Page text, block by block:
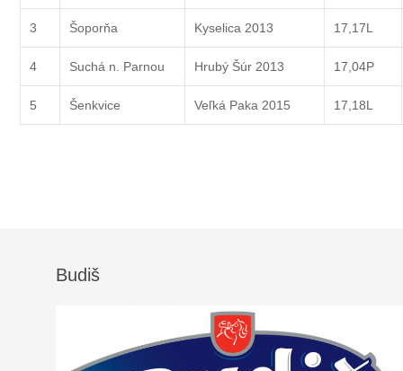
3 Šoporňa Kyselica 2013 17,17L
4 Suchá n. Parnou Hrubý Šúr 2013 17,04P
5 Šenkvice Veľká Paka 2015 17,18L
Budiš